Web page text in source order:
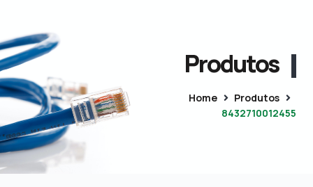
Produtos
Home
Produtos
8432710012455